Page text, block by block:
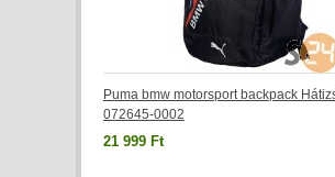
Puma bmw motorsport backpack
072645-0002
21 999 Ft